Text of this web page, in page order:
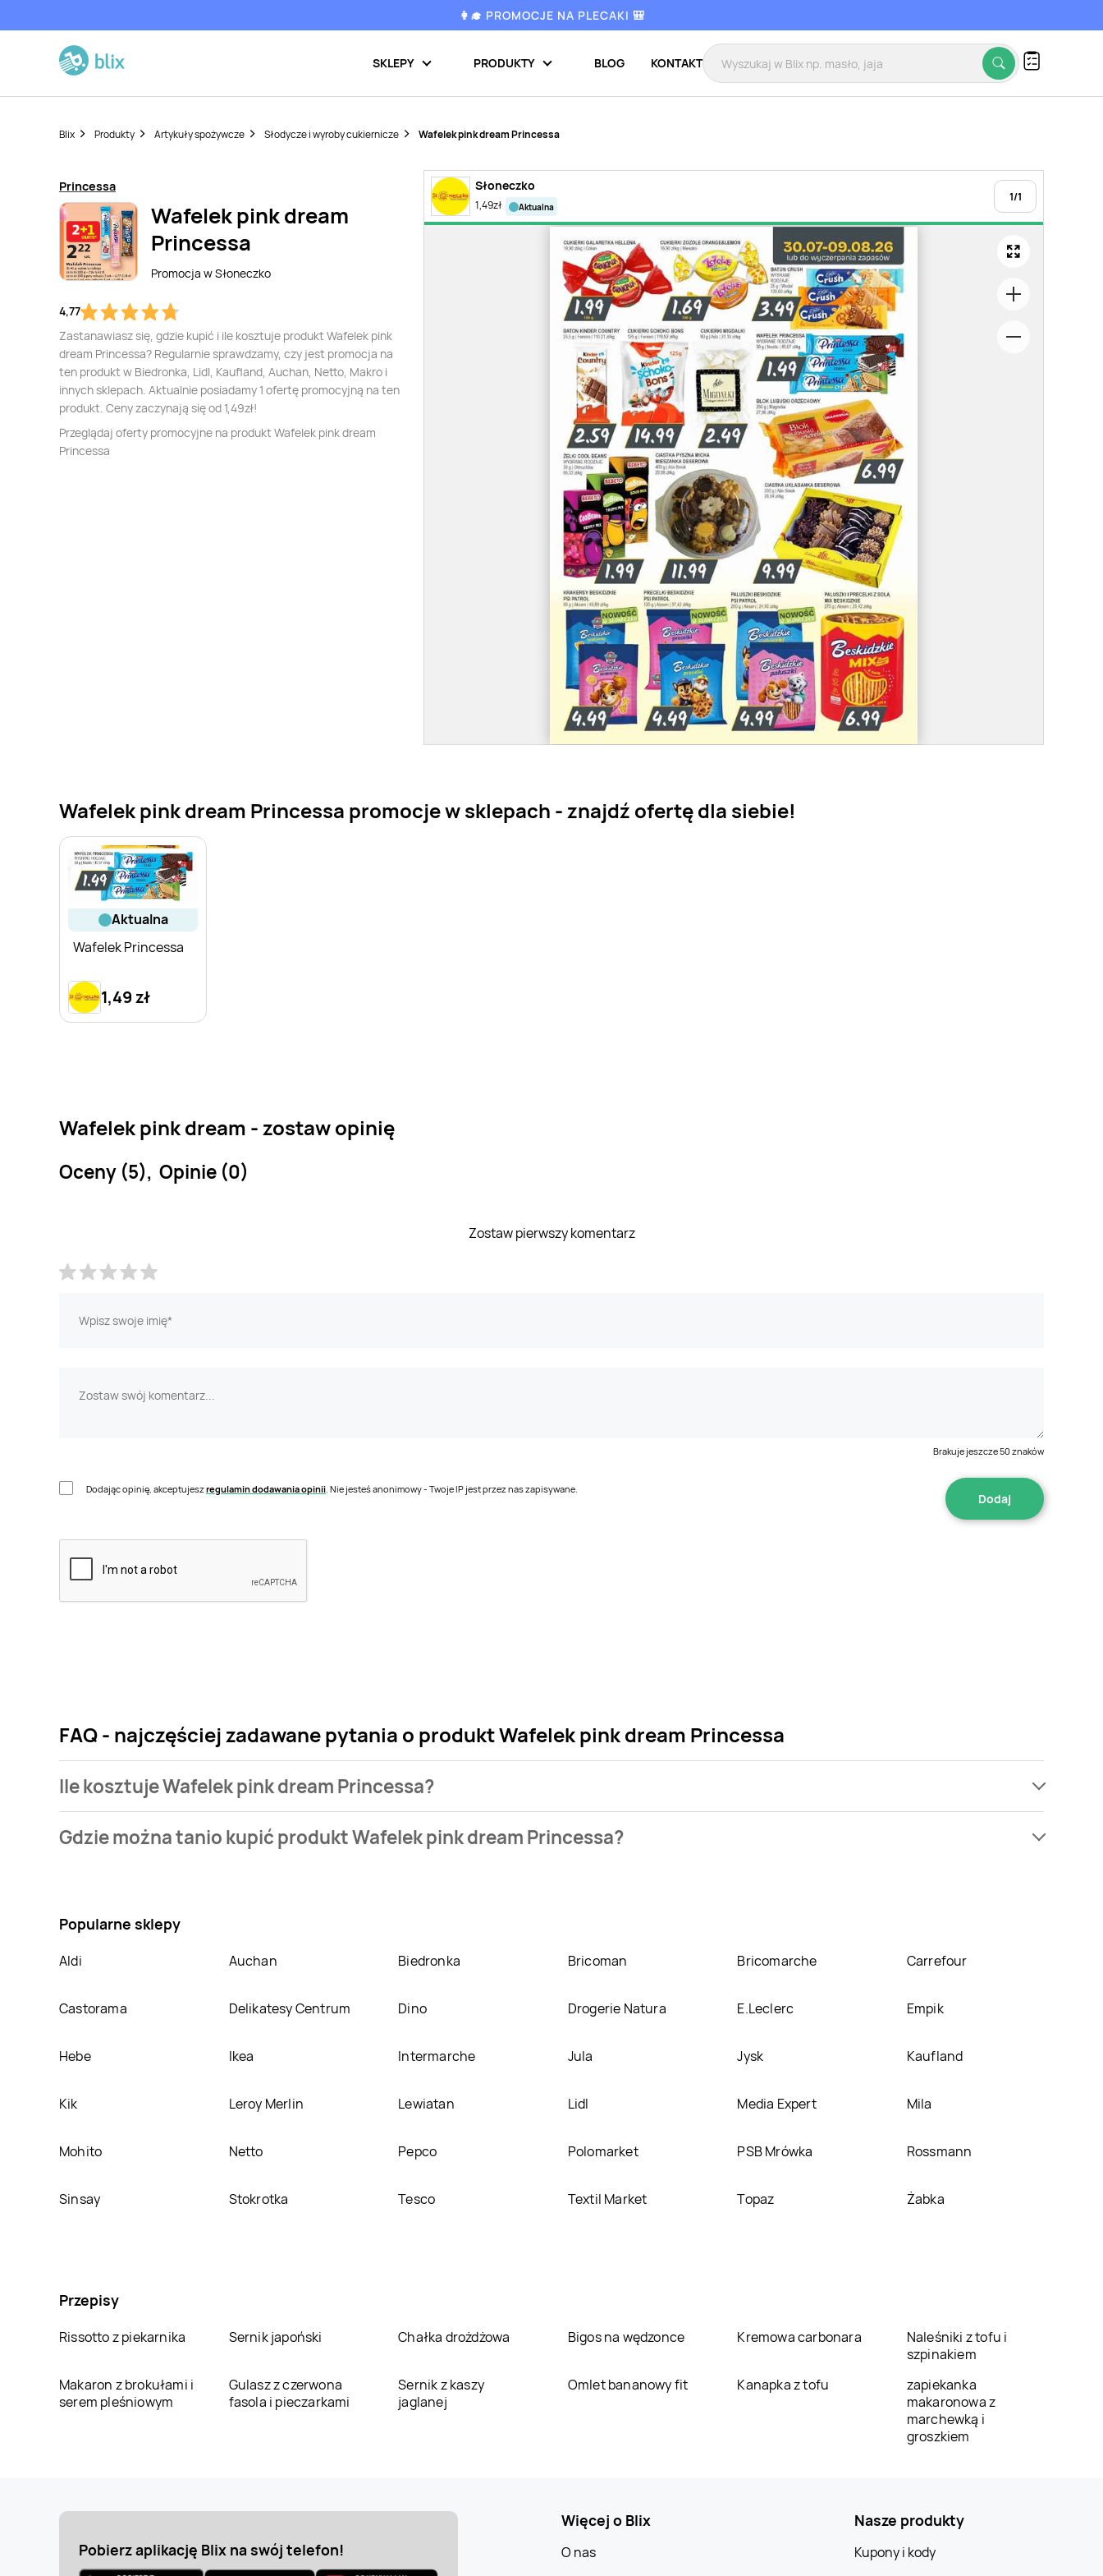
👩‍🎓 PROMOCJE NA PLECAKI 🎒
SKLEPY PRODUKTY BLOG KONTAKT
Blix Produkty Artykuły spożywcze Słodycze i wyroby cukiernicze Wafelek pink dream Princessa
Princessa
Wafelek pink dream
Princessa
Promocja wSłoneczko
4,77
Zastanawiasz się, gdzie kupić i ile kosztuje produkt Wafelek pink
dream Princessa? Regularnie sprawdzamy, czy jest promocja na
ten produkt w Biedronka, Lidl, Kaufland, Auchan, Netto, Makro i
innych sklepach. Aktualnie posiadamy 1 ofertę promocyjną na ten
produkt. Ceny zaczynają się od 1,49zł!
Przeglądaj oferty promocyjne na produkt Wafelek pink dream
Princessa
Słoneczko
1,49zł aktualna
1/1
Wafelek pink dream Princessa promocje w sklepach - znajdź ofertę dla siebie!
aktualna
Wafelek Princessa
1,49 zł
Wafelek pink dream - zostaw opinię
Oceny (5), Opinie (0)
Zostaw pierwszy komentarz
Brakuje jeszcze50 znaków
Dodając opinię, akceptujeszregulamin dodawania opinii. Nie jesteś anonimowy - Twoje IP jest przez nas zapisywane.
FAQ - najczęściej zadawane pytania o produkt Wafelek pink dream Princessa
Ile kosztuje Wafelek pink dream Princessa?
mamy w naszej bazie jest z sieci Słoneczko. Wafelek pink dream Princessa kosztuje aktualnie 1,49 zł.
Gdzie można tanio kupić produkt Wafelek pink dream Princessa?
Popularne sklepy
Aldi Auchan Biedronka Bricoman Bricomarche Carrefour
Castorama Delikatesy Centrum Dino Drogerie Natura E.Leclerc Empik
Hebe Ikea Intermarche Jula Jysk Kaufland
Kik Leroy Merlin Lewiatan Lidl Media Expert Mila
Mohito Netto Pepco Polomarket PSB Mrówka Rossmann
Sinsay Stokrotka Tesco Textil Market Topaz Żabka
Przepisy
Rissotto z piekarnika Sernik japoński Chałka drożdżowa Bigos na wędzonce Kremowa carbonara
Naleśniki z tofu i
szpinakiem
Makaron z brokułami i
serem pleśniowym
Gulasz z czerwona
fasola i pieczarkami
Sernik z kaszy
jaglanej
Omlet bananowy fit Kanapka z tofu
zapiekanka
makaronowa z
marchewką i
groszkiem
Pobierz aplikację Blix na swój telefon!
Więcej o Blix
O nas
Nasze produkty
Kupony i kody